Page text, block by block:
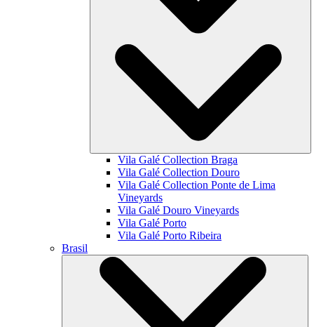
Vila Galé Collection Braga
Vila Galé Collection Douro
Vila Galé Collection Ponte de Lima
Vineyards
Vila Galé Douro Vineyards
Vila Galé Porto
Vila Galé Porto Ribeira
Brasil